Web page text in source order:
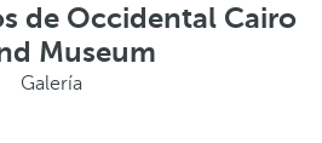
de Occidental Cairo
Museum
Galería